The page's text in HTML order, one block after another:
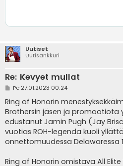
Uutiset
Uutisankkuri
Re: Kevyet mullat
V
e
s
t
i
Pe 27.01.2023 00:24
Ring of Honorin
Brothersin jäsen ja promootiota
edustanut Jamin Pugh (Jay
vuotias ROH-legenda kuoli
onnettomuudessa Delawaressa
Ring of Honorin omistava All